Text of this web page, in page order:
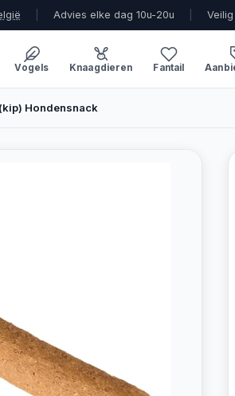
Advies elke dag 10u-20u
Vogels Knaagdieren Fantail
Hondensnack